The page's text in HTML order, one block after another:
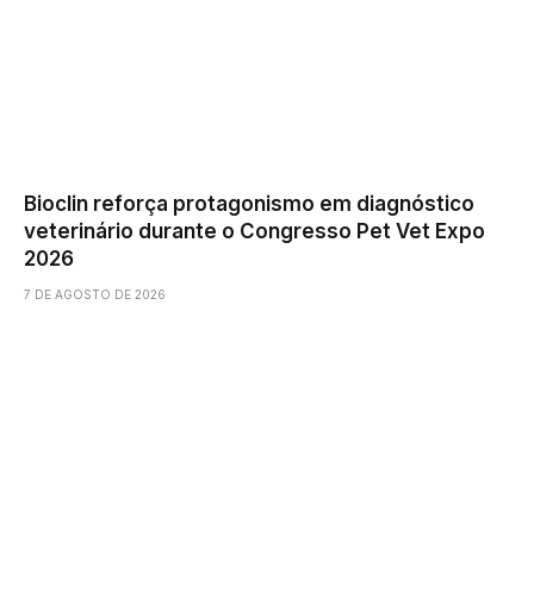
Bioclin reforça protagonismo em diagnóstico
veterinário durante o Congresso Pet Vet Expo
2026
7 DE AGOSTO DE 2026